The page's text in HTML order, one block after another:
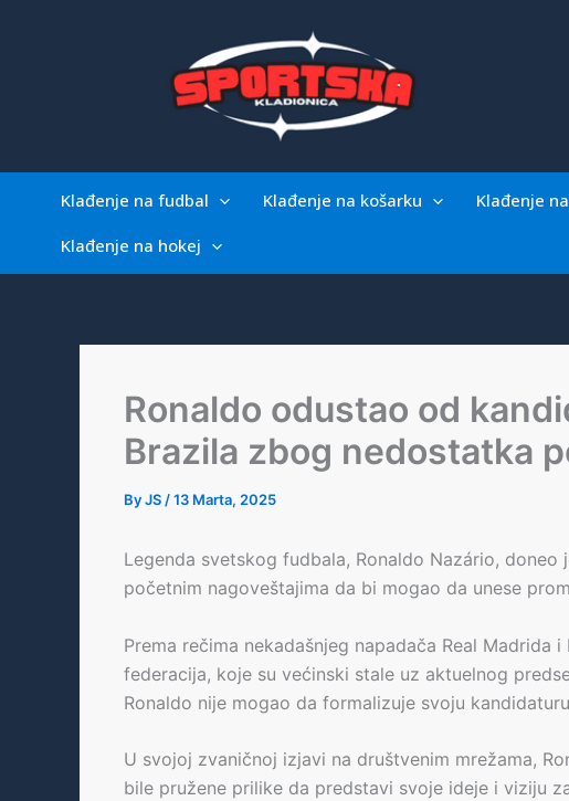
Klađenje na fudbal Klađenje na košarku Klađenje
Klađenje na hokej
Ronaldo odustao od
Brazila zbog nedostatka
ByJS /13 Marta, 2025
Legenda svetskog fudbala, Ronaldo Nazário,
početnim nagoveštajima da bi mogao da unese
Prema rečima nekadašnjeg napadača Real
federacija, koje su većinski stale uz aktuelnog
Ronaldo nije mogao da formalizuje svoju
U svojoj zvaničnoj izjavi na društvenim mrežama,
bile pružene prilike da predstavi svoje ideje i viziju